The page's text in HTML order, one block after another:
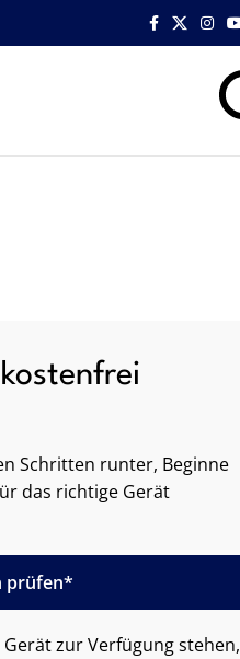
Schritten runter, Beginne
das richtige Gerät
prüfen*
zur Verfügung stehen,